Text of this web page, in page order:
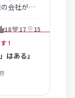
会社が倒
18 17
15
！
はある」